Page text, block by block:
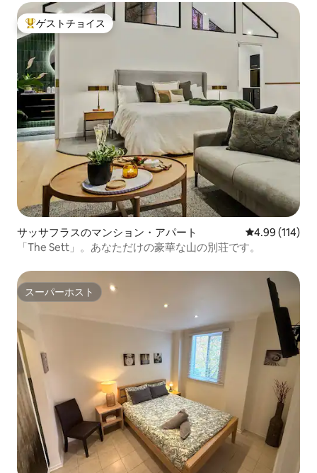
大好評のゲストチョイスです。
ゲストチョイス
サッサフラスのマンション・アパート レビュー114
4.99 (114)
「The Sett」。あなただけの豪華な山の別荘です。
スーパーホスト
スーパーホスト